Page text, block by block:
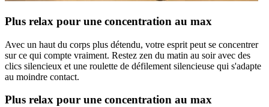
Plus relax pour une concentration au max
Avec un haut du corps plus détendu, votre esprit peut se concentrer
sur ce qui compte vraiment. Restez zen du matin au soir avec des
clics silencieux et une roulette de défilement silencieuse qui s'adapte
au moindre contact.
Plus relax pour une concentration au max